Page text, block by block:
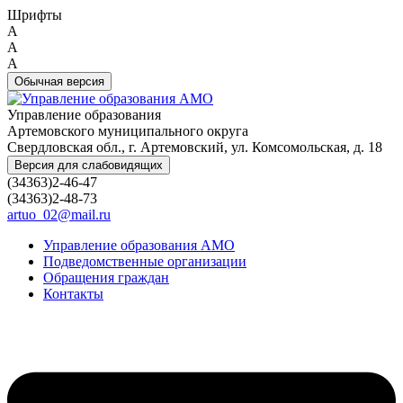
Шрифты
A
A
A
Обычная версия
Управление образования
Артемовского муниципального округа
Свердловская обл., г. Артемовский, ул. Комсомольская, д. 18
Версия для слабовидящих
(34363)2-46-47
(34363)2-48-73
artuo_02@mail.ru
Управление образования АМО
Подведомственные организации
Обращения граждан
Контакты